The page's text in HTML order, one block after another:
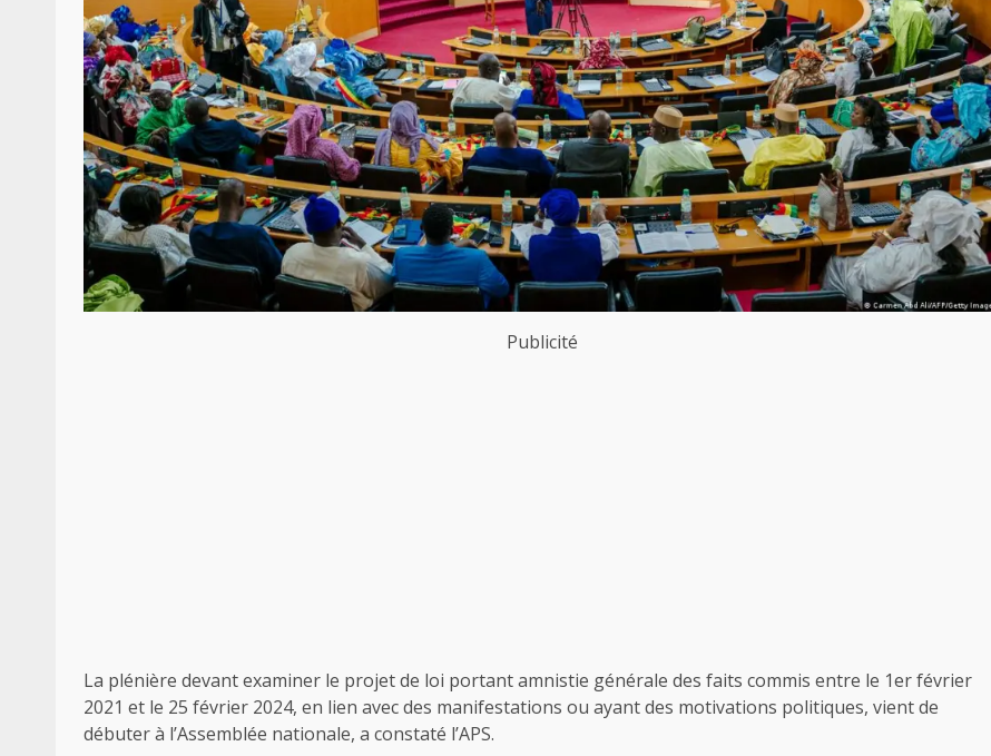
Publicité
La plénière devant examiner le projet de loi portant amnistie générale des faits commis entre le 1er février
2021 et le 25 février 2024, en lien avec des manifestations ou ayant des motivations politiques, vient de
débuter à l’Assemblée nationale, a constaté l’APS.